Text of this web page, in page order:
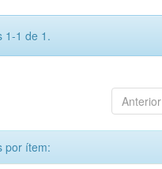
1-1 de 1.
Anterior
por ítem: